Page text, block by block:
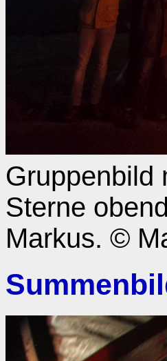
Gruppenbild
Sterne
Markus. ©